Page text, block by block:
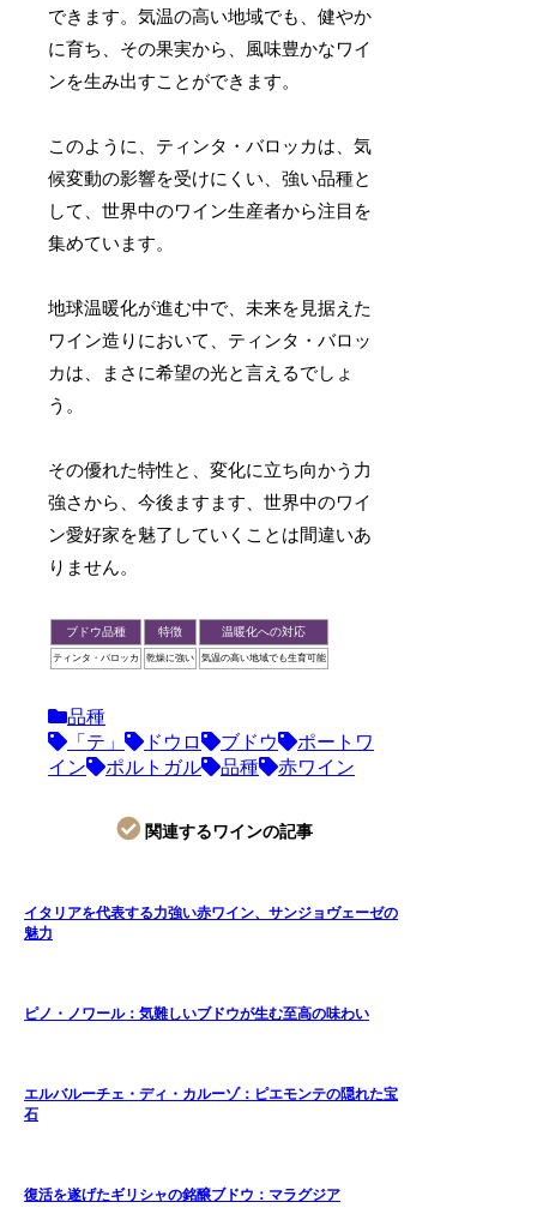
できます。気温の高い地域でも、健やか
に育ち、その果実から、風味豊かなワイ
ンを生み出すことができます。
このように、ティンタ・バロッカは、気
候変動の影響を受けにくい、強い品種と
して、世界中のワイン生産者から注目を
集めています。
地球温暖化が進む中で、未来を見据えた
ワイン造りにおいて、ティンタ・バロッ
カは、まさに希望の光と言えるでしょ
う。
その優れた特性と、変化に立ち向かう力
強さから、今後ますます、世界中のワイ
ン愛好家を魅了していくことは間違いあ
りません。
ブドウ品種 特徴 温暖化への対応
ティンタ・バロッカ 乾燥に強い 気温の高い地域でも生育可能
品種
「テ」
ドウロ ブドウ
ポートワ
イン
ポルトガル 品種 赤ワイン
関連するワインの記事
イタリアを代表する力強い赤ワイン、サンジョヴェーゼの
魅力
ピノ・ノワール：気難しいブドウが生む至高の味わい
エルバルーチェ・ディ・カルーゾ：ピエモンテの隠れた宝
石
復活を遂げたギリシャの銘醸ブドウ：マラグジア